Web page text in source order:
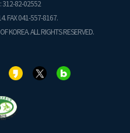
312-82-02552
FAX 041-557-8167.
KOREA. ALL RIGHTS RESERVED.